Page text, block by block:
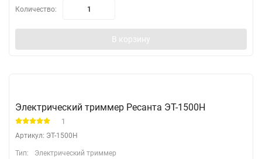
Количество:
В корзину
Электрический триммер Ресанта ЭТ-1500Н
1
Артикул: ЭТ-1500Н
Тип:
Электрический триммер